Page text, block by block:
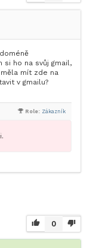
si ho na svůj gmail,
mít zde na
v gmailu?
Role: Zákazník
0